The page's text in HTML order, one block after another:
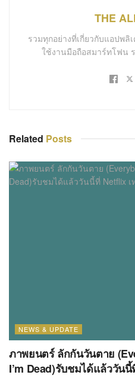
THE
รวมทุกอย่างที่เกี่ยวกับแอปพ
ใช้งานมือถือสมาร์ทโฟน
Related Posts
NEWS & UPDATE
ภาพยนตร์ ลักกันวันตาย
I’m Dead)รับชมได้แล้ววัน